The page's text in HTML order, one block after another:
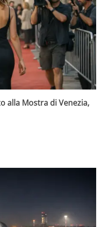
alla Mostra di Venezia,